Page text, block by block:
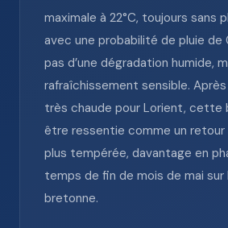
maximale à 22°C, toujours sans
avec une probabilité de pluie de
pas d’une dégradation humide,
rafraîchissement sensible.
très chaude pour Lorient, cette
être ressentie comme un retour
plus tempérée, davantage en
temps de fin de mois de mai
bretonne.